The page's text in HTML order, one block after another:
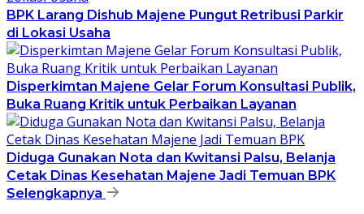
BPK Larang Dishub Majene Pungut Retribusi Parkir
di Lokasi Usaha
Disperkimtan Majene Gelar Forum Konsultasi Publik,
Buka Ruang Kritik untuk Perbaikan Layanan
Diduga Gunakan Nota dan Kwitansi Palsu, Belanja
Cetak Dinas Kesehatan Majene Jadi Temuan BPK
Selengkapnya